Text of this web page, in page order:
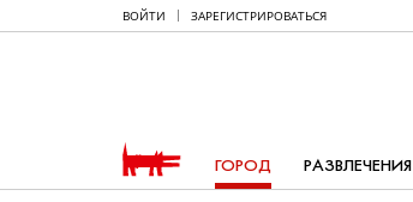
ВОЙТИ ЗАРЕГИСТРИРОВАТЬСЯ
ГОРОД РАЗВЛЕЧЕНИЯ